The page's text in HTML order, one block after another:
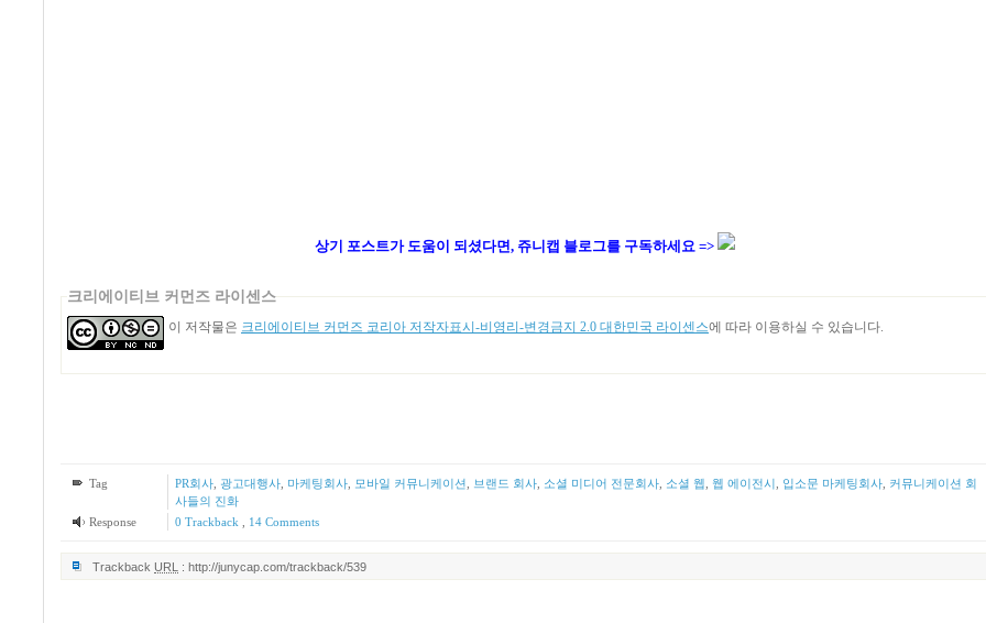
상기 포스트가 도움이 되셨다면, 쥬니캡 블로그를 구독하세요 =>
크리에이티브 커먼즈 라이센스
이 저작물은 크리에이티브 커먼즈 코리아 저작자표시-비영리-변경금지 2.0 대한민국 라이센스에 따라 이용하실 수 있습니다.
Tag PR회사, 광고대행사, 마케팅회사, 모바일 커뮤니케이션 브랜드 회사, 소셜 미디어 전문회사, 소셜 웹 웹 에이전시 입소문 마케팅회사, 커뮤니케이션 회
사들의 진화
Response
0 Trackback 14Comments
Trackback URL : http://junycap.com/trackback/539